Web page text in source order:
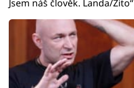
Jsem náš člověk. Landa/Žito“